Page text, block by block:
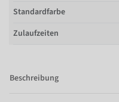
Standardfarbe
Zulaufzeiten
Beschreibung